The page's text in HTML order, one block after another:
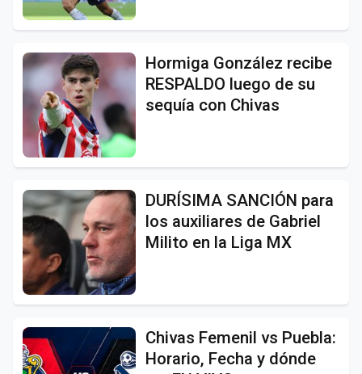
Hormiga González recibe
RESPALDO luego de su
sequía con Chivas
DURÍSIMA SANCIÓN para
los auxiliares de Gabriel
Milito en la Liga MX
Chivas Femenil vs Puebla:
Horario, Fecha y dónde